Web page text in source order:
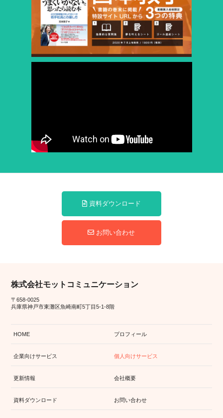
資料ダウンロード
お問い合わせ
株式会社モットコミュニケーション
〒658-0025
兵庫県神戸市東灘区魚崎南町5丁目5-1-8階
HOME プロフィール
企業向けサービス 個人向けサービス
更新情報 会社概要
資料ダウンロード お問い合わせ